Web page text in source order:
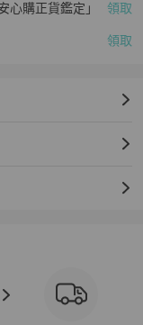
心購正貨鑑定」 領取
領取